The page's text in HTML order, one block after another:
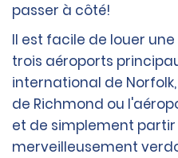
passer à côté!
Il est facile de louer
trois aéroports
international de
de Richmond ou
et de simplement
merveilleusement